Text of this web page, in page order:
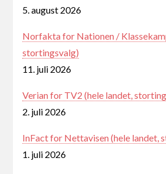
5. august 2026
Norfakta for Nationen /
stortingsvalg)
11. juli 2026
Verian for TV2 (hele landet,
2. juli 2026
InFact for Nettavisen (hele landet,
1. juli 2026